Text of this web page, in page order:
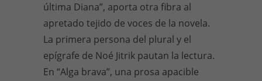
última Diana”, aporta otra fibra al
apretado tejido de voces de la novela.
La primera persona del plural y el
epígrafe de Noé Jitrik pautan la lectura.
En “Alga brava”, una prosa apacible